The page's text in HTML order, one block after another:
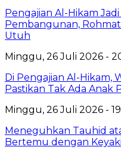
Pengajian Al-Hikam
Pembangunan, Rohmat
Utuh
Minggu, 26 Juli 2026 -
Di Pengajian Al-Hikam,
Pastikan Tak Ada Anak
Minggu, 26 Juli 2026 -
Meneguhkan Tauhid
Bertemu dengan